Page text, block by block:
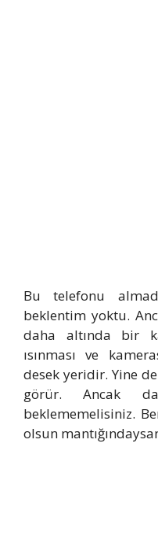
Bu telefonu
beklentim yoktu.
daha altında bir
ısınması ve
desek yeridir. Yine
görür. Ancak
beklememelisiniz.
olsun